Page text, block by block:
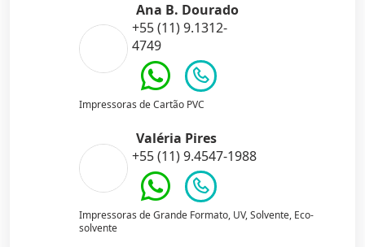
Ana B. Dourado
+55 (11) 9.1312-
4749
Impressoras de Cartão PVC
Valéria Pires
+55 (11) 9.4547-1988
Impressoras de Grande Formato, UV, Solvente, Eco-
solvente